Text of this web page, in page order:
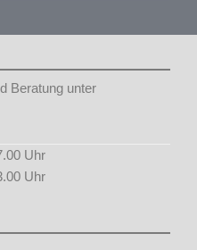
Beratung unter
Uhr
Uhr